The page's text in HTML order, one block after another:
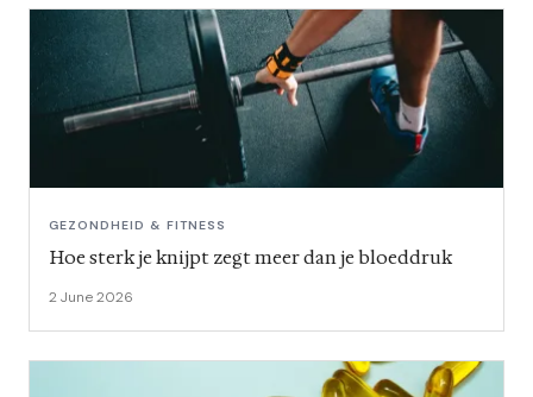
GEZONDHEID & FITNESS
Hoe sterk je knijpt zegt meer dan je bloeddruk
2 June 2026